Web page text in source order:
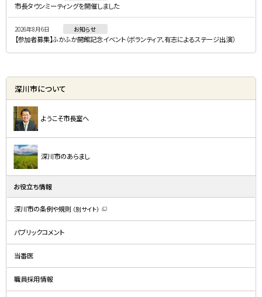
市長タウンミーティングを開催しました
2026年8月6日 お知らせ
【参加者募集】ふかふか開館記念イベント（ボランティア、有志によるステージ出演）
深川市について
ようこそ市長室へ
深川市のあらまし
お役立ち情報
深川市の条例や規則 （別サイト）
新
ン
で
す
パブリックコメント
当番医
職員採用情報